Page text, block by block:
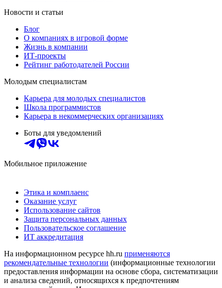
Новости и статьи
Блог
О компаниях в игровой форме
Жизнь в компании
ИТ-проекты
Рейтинг работодателей России
Молодым специалистам
Карьера для молодых специалистов
Школа программистов
Карьера в некоммерческих организациях
Боты для уведомлений
Мобильное приложение
Этика и комплаенс
Оказание услуг
Использование сайтов
Защита персональных данных
Пользовательское соглашение
ИТ аккредитация
На информационном ресурсе hh.ru применяются
рекомендательные технологии (информационные технологии
предоставления информации на основе сбора, систематизации
и анализа сведений, относящихся к предпочтениям